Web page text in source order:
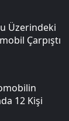
Üzerindeki
Çarpıştı
12 Kişi